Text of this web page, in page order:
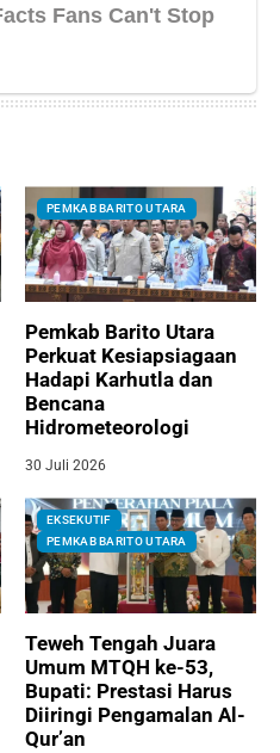
PEMKAB BARITO UTARA
Pemkab Barito Utara
Perkuat Kesiapsiagaan
Hadapi Karhutla dan
Bencana
Hidrometeorologi
30 Juli 2026
EKSEKUTIF
PEMKAB BARITO UTARA
Teweh Tengah Juara
Umum MTQH ke-53,
Bupati: Prestasi Harus
Diiringi Pengamalan Al-
Qur’an